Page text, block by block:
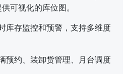
可视化的库位图。
库存监控和预警，支持多维度
预约、装卸货管理、月台调度